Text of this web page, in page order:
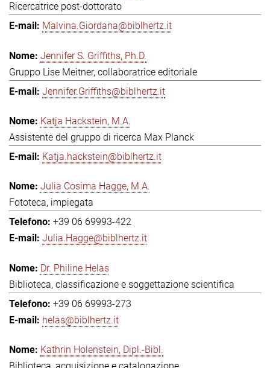
Ricercatrice post-dottorato
Malvina.Giordana@biblhertz.it
Jennifer S. Griffiths, Ph.D.
Gruppo Lise Meitner, collaboratrice editoriale
Jennifer.Griffiths@biblhertz.it
Katja Hackstein, M.A.
Assistente del gruppo di ricerca Max Planck
Katja.hackstein@biblhertz.it
Julia Cosima Hagge, M.A.
Fototeca, impiegata
+39 06 69993-422
Julia.Hagge@biblhertz.it
Dr. Philine Helas
Biblioteca, classificazione e soggettazione scientifica
+39 06 69993-273
helas@biblhertz.it
Kathrin Holenstein, Dipl.-Bibl.